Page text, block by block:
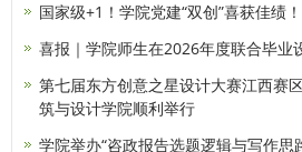
国家级+1！学院党建“双创”喜获佳绩！
喜报｜学院师生在2026年度联合毕业
第七届东方创意之星设计大赛江西赛
筑与设计学院顺利举行
学院举办“咨政报告选题逻辑与写作思